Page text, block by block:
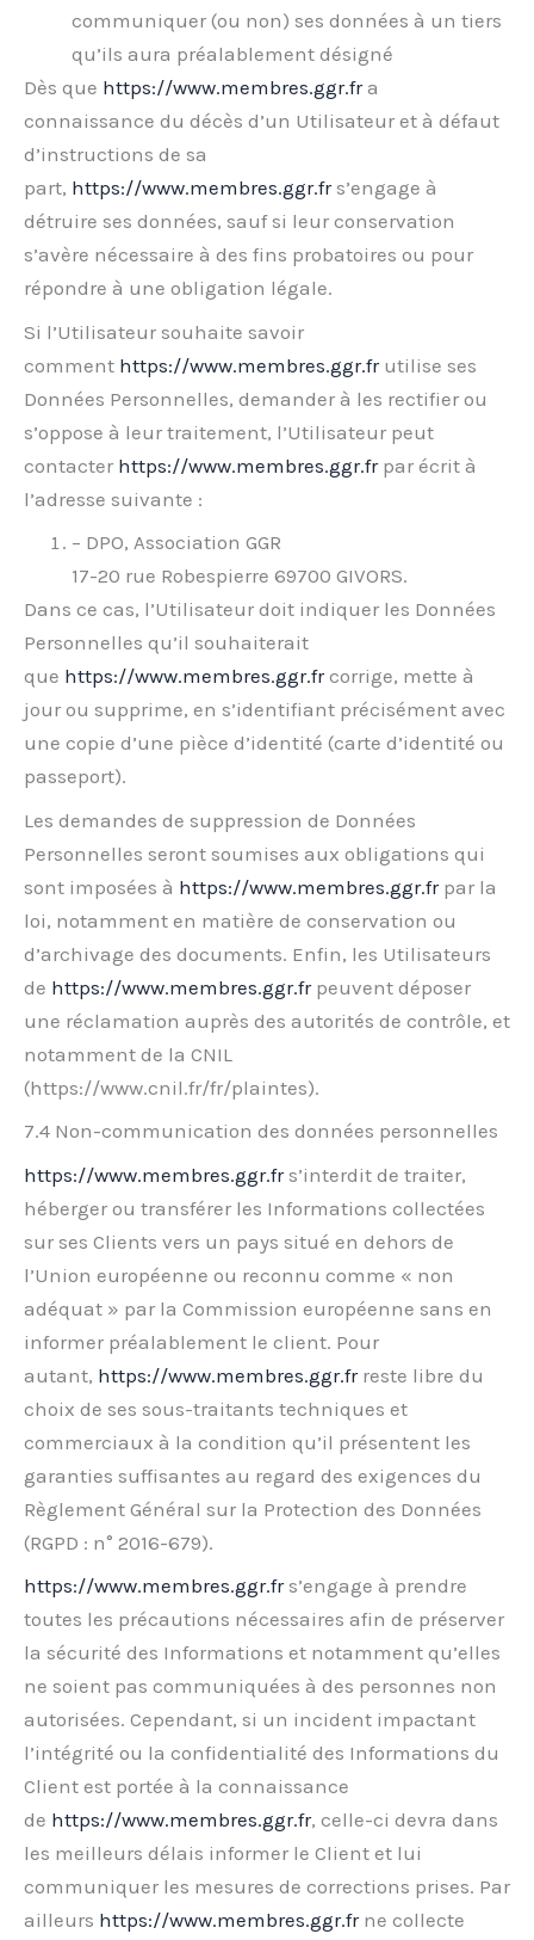
communiquer (ou non) ses données à un tiers
qu’ils aura préalablement désigné
Dès que https://www.membres.ggr.fra
connaissance du décès d’un Utilisateur et à défaut
d’instructions de sa
part, https://www.membres.ggr.frs’engage à
détruire ses données, sauf si leur conservation
s’avère nécessaire à des fins probatoires ou pour
répondre à une obligation légale.
Si l’Utilisateur souhaite savoir
comment https://www.membres.ggr.frutilise ses
Données Personnelles, demander à les rectifier ou
s’oppose à leur traitement, l’Utilisateur peut
contacter https://www.membres.ggr.frpar écrit à
l’adresse suivante :
– DPO, Association GGR
17-20 rue Robespierre 69700 GIVORS.
Dans ce cas, l’Utilisateur doit indiquer les Données
Personnelles qu’il souhaiterait
que https://www.membres.ggr.frcorrige, mette à
jour ou supprime, en s’identifiant précisément avec
une copie d’une pièce d’identité (carte d’identité ou
passeport).
Les demandes de suppression de Données
Personnelles seront soumises aux obligations qui
sont imposées à https://www.membres.ggr.frpar la
loi, notamment en matière de conservation ou
d’archivage des documents. Enfin, les Utilisateurs
de https://www.membres.ggr.frpeuvent déposer
une réclamation auprès des autorités de contrôle, et
notamment de la CNIL
(https://www.cnil.fr/fr/plaintes).
7.4 Non-communication des données personnelles
https://www.membres.ggr.frs’interdit de traiter,
héberger ou transférer les Informations collectées
sur ses Clients vers un pays situé en dehors de
l’Union européenne ou reconnu comme « non
adéquat » par la Commission européenne sans en
informer préalablement le client. Pour
autant, https://www.membres.ggr.frreste libre du
choix de ses sous-traitants techniques et
commerciaux à la condition qu’il présentent les
garanties suffisantes au regard des exigences du
Règlement Général sur la Protection des Données
(RGPD : n° 2016-679).
https://www.membres.ggr.frs’engage à prendre
toutes les précautions nécessaires afin de préserver
la sécurité des Informations et notamment qu’elles
ne soient pas communiquées à des personnes non
autorisées. Cependant, si un incident impactant
l’intégrité ou la confidentialité des Informations du
Client est portée à la connaissance
de https://www.membres.ggr.fr, celle-ci devra dans
les meilleurs délais informer le Client et lui
communiquer les mesures de corrections prises. Par
ailleurs https://www.membres.ggr.frne collecte